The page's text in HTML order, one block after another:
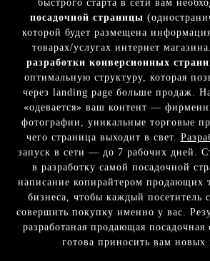
быстрого старта в сети вам
посадочной страницы
которой будет размещена
товарах/услугах интернет
разработки конверсионных
оптимальную структуру, которая
через landing page больше продаж.
«одевается» ваш контент —
фотографии, уникальные торговые
чего страница выходит в свет.
запуск в сети — до 7 рабочих дней.
в разработку самой посадочной
написание копирайтером продающих
бизнеса, чтобы каждый посетитель
совершить покупку именно у вас.
разработаная продающая посадочная
готова приносить вам новых